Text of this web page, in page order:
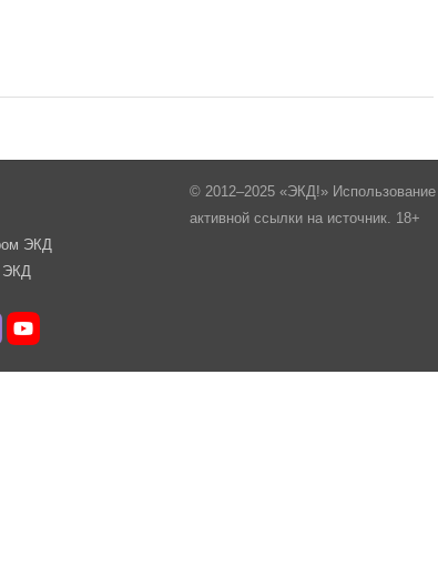
ЭКД
ЭКД
© 2012–2025 «ЭКД!»
активной ссылки на источник. 18+